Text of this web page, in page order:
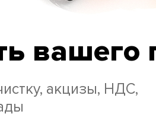
вашего
акцизы, НДС,